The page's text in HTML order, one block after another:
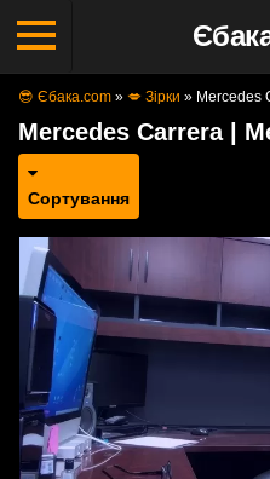
😎 Єбака.com » 💋 Зірки » Mercedes
Mercedes Carrera |
Сортування